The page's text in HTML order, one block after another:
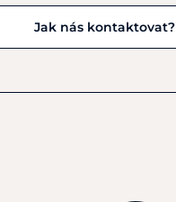
Jak nás kontaktovat?